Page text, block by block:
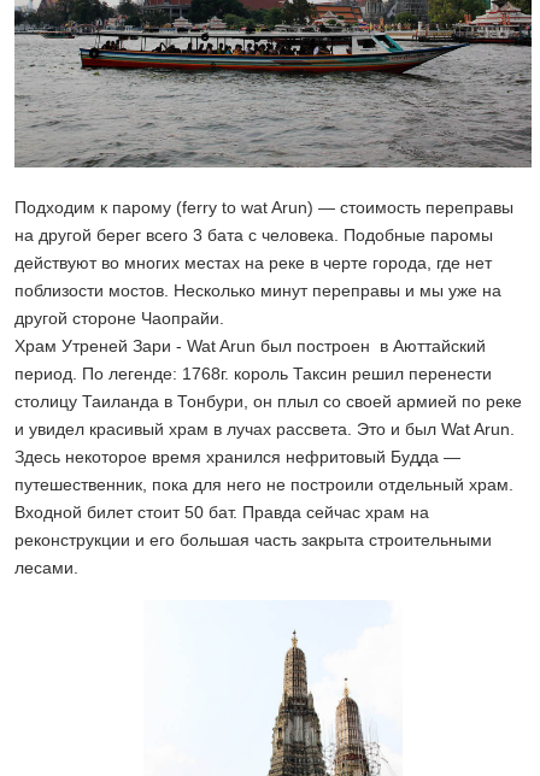
Подходим к парому (ferry to wat Arun) — стоимость переправы
на другой берег всего 3 бата с человека. Подобные паромы
действуют во многих местах на реке в черте города, где нет
поблизости мостов. Несколько минут переправы и мы уже на
другой стороне Чаопрайи.
Храм Утреней Зари - Wat Arun был построен в Аюттайский
период. По легенде: 1768г. король Таксин решил перенести
столицу Таиланда в Тонбури, он плыл со своей армией по реке
и увидел красивый храм в лучах рассвета. Это и был Wat Arun.
Здесь некоторое время хранился нефритовый Будда —
путешественник, пока для него не построили отдельный храм.
Входной билет стоит 50 бат. Правда сейчас храм на
реконструкции и его большая часть закрыта строительными
лесами.